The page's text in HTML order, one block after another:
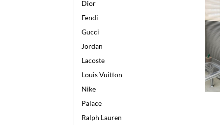
Dior
Fendi
Gucci
Jordan
Lacoste
Louis Vuitton
Nike
Palace
Ralph Lauren